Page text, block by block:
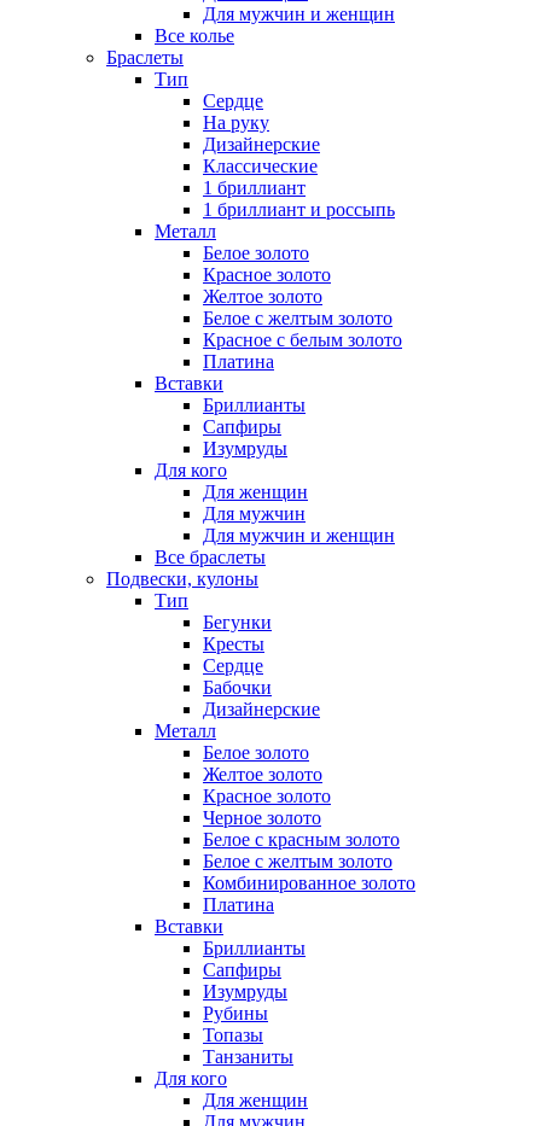
Для мужчин и женщин
Все колье
Браслеты
Тип
Сердце
На руку
Дизайнерские
Классические
1 бриллиант
1 бриллиант и россыпь
Металл
Белое золото
Красное золото
Желтое золото
Белое с желтым золото
Красное с белым золото
Платина
Вставки
Бриллианты
Сапфиры
Изумруды
Для кого
Для женщин
Для мужчин
Для мужчин и женщин
Все браслеты
Подвески, кулоны
Тип
Бегунки
Кресты
Сердце
Бабочки
Дизайнерские
Металл
Белое золото
Желтое золото
Красное золото
Черное золото
Белое с красным золото
Белое с желтым золото
Комбинированное золото
Платина
Вставки
Бриллианты
Сапфиры
Изумруды
Рубины
Топазы
Танзаниты
Для кого
Для женщин
Для мужчин